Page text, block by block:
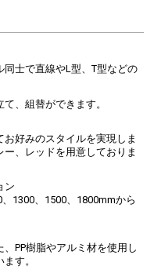
士で直線やL型、T型などの
、組替ができます。
好みのスタイルを実現しま
、レッドを用意しておりま
ン
1300、1500、1800mmから
PP樹脂やアルミ材を使用し
す。